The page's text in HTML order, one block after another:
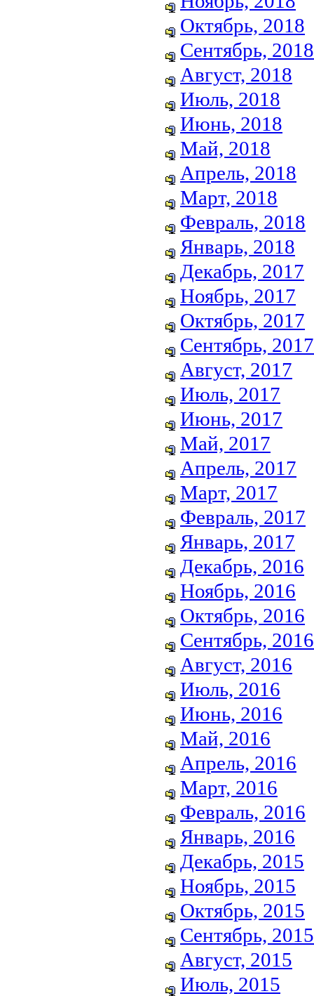
Октябрь, 2018
Сентябрь, 2018
Август, 2018
Июль, 2018
Июнь, 2018
Май, 2018
Апрель, 2018
Март, 2018
Февраль, 2018
Январь, 2018
Декабрь, 2017
Ноябрь, 2017
Октябрь, 2017
Сентябрь, 2017
Август, 2017
Июль, 2017
Июнь, 2017
Май, 2017
Апрель, 2017
Март, 2017
Февраль, 2017
Январь, 2017
Декабрь, 2016
Ноябрь, 2016
Октябрь, 2016
Сентябрь, 2016
Август, 2016
Июль, 2016
Июнь, 2016
Май, 2016
Апрель, 2016
Март, 2016
Февраль, 2016
Январь, 2016
Декабрь, 2015
Ноябрь, 2015
Октябрь, 2015
Сентябрь, 2015
Август, 2015
Июль, 2015